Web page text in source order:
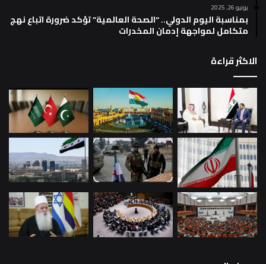
يونيو 26, 2025
بمناسبة اليوم الدولي.. “الصحة العالمية” تؤكد ضرورة اتباع نهج
متكامل لمواجهة إدمان المخدرات
الاكثر قراءة